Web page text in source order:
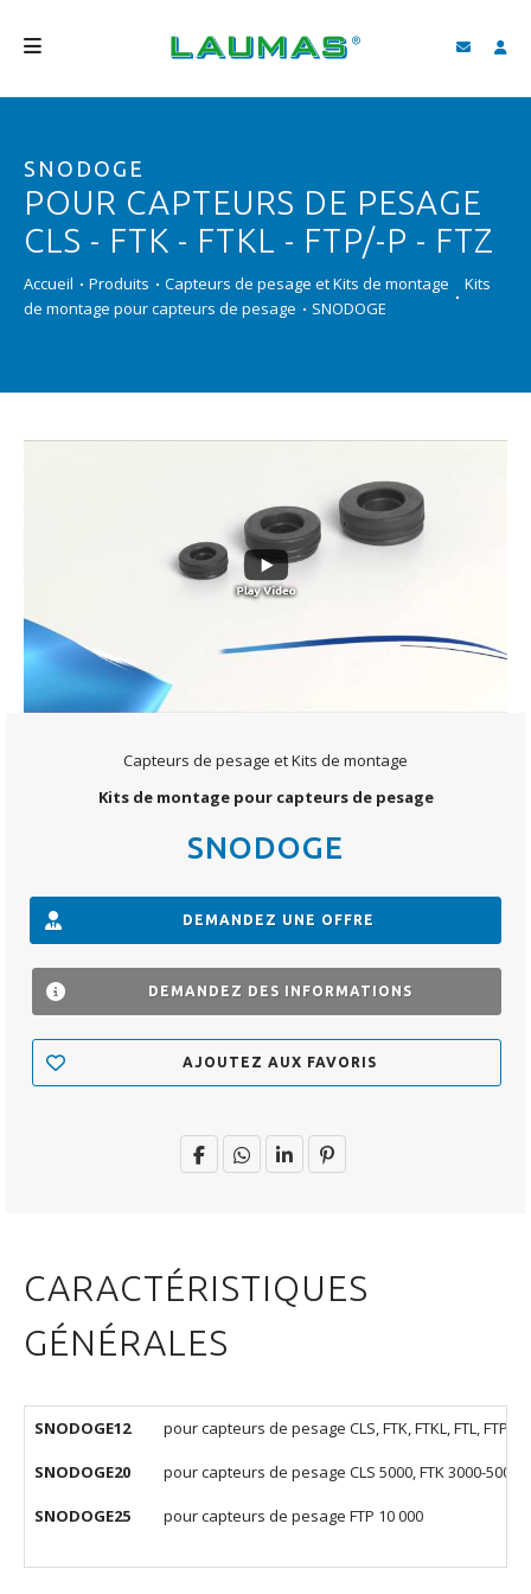
PRODUITS
SERVICES
VIDÉO
SNODOGE
POUR CAPTEURS DE PESAGE
CLS - FTK - FTKL - FTP/-P - FTZ
Accueil Produits Capteurs de pesage et Kits de montage
Kits
de montage pour capteurs de pesage
SNODOGE
Capteurs de pesage et Kits de montage
Kits de montage pour capteurs de pesage
SNODOGE
DEMANDEZ UNE OFFRE
DEMANDEZ DES INFORMATIONS
AJOUTEZ AUX FAVORIS
CARACTÉRISTIQUES
GÉNÉRALES
SNODOGE12 pour capteurs de pesage CLS, FTK, FTKL, FTL, FTP/-
SNODOGE20 pour capteurs de pesage CLS 5000, FTK 3000-5000,
SNODOGE25 pour capteurs de pesage FTP 10 000